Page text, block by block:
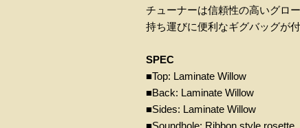
チューナーは信頼性の高いグロ
持ち運びに便利なギグバッグが付
SPEC
■Top: Laminate Willow
■Back: Laminate Willow
■Sides: Laminate Willow
■Soundhole: Ribbon style rosette